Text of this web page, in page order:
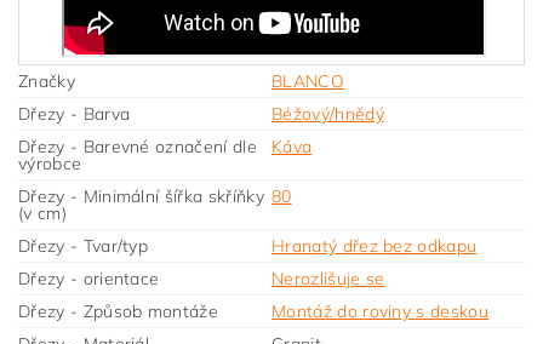
Značky
BLANCO
Dřezy - Barva
Béžový/hnědý
Dřezy - Barevné označení dle
výrobce
Káva
Dřezy - Minimální šířka skříňky
(v cm)
80
Dřezy - Tvar/typ
Hranatý dřez bez odkapu
Dřezy - orientace
Nerozlišuje se
Dřezy - Způsob montáže
Montáž do roviny s deskou